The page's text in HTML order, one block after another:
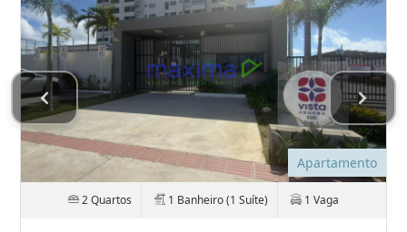
Apartamento
2 Quartos 1 Banheiro (1 Suíte) 1 Vaga